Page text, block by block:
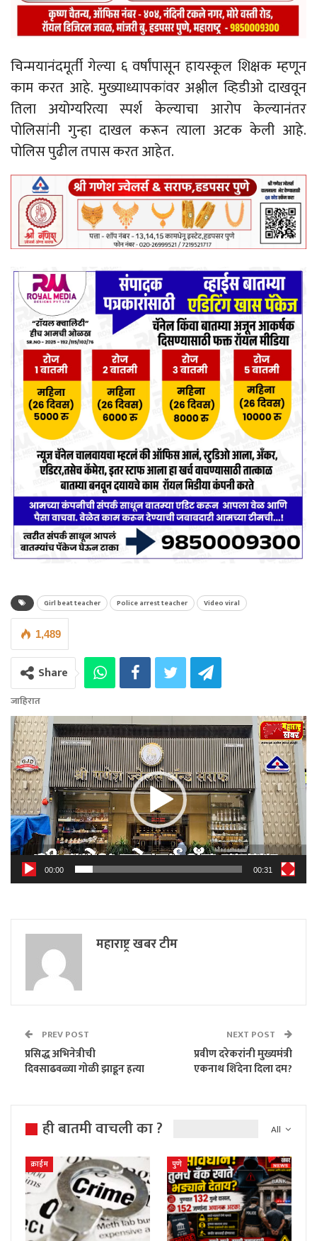
चिन्मयानंदमूर्ती गेल्या ६ वर्षांपासून हायस्कूल शिक्षक म्हणून
काम करत आहे. मुख्याध्यापकांवर अश्लील व्हिडीओ दाखवून
तिला अयोग्यरित्या स्पर्श केल्याचा आरोप केल्यानंतर
पोलिसांनी गुन्हा दाखल करून त्याला अटक केली आहे.
पोलिस पुढील तपास करत आहेत.
Girl beat teacher Police arrest teacher Video viral
1,489
Share
जाहिरात
Video
Player
00:00 00:31
महाराष्ट्र खबर टीम
PREV POST
प्रसिद्ध अभिनेत्रीची
दिवसाढवळ्या गोळी झाडून हत्या
NEXT POST
प्रवीण दरेकरांनी मुख्यमंत्री
एकनाथ शिंदेना दिला दम?
All
ही बातमी वाचली का ?
क्राईम पुणे